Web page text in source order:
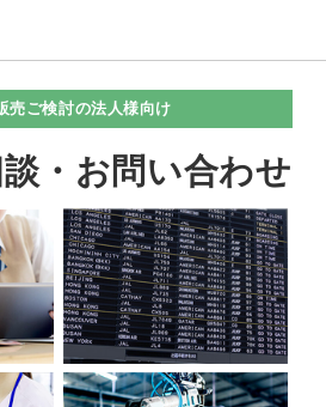
売ご検討の法人様向け
・お問い合わせ